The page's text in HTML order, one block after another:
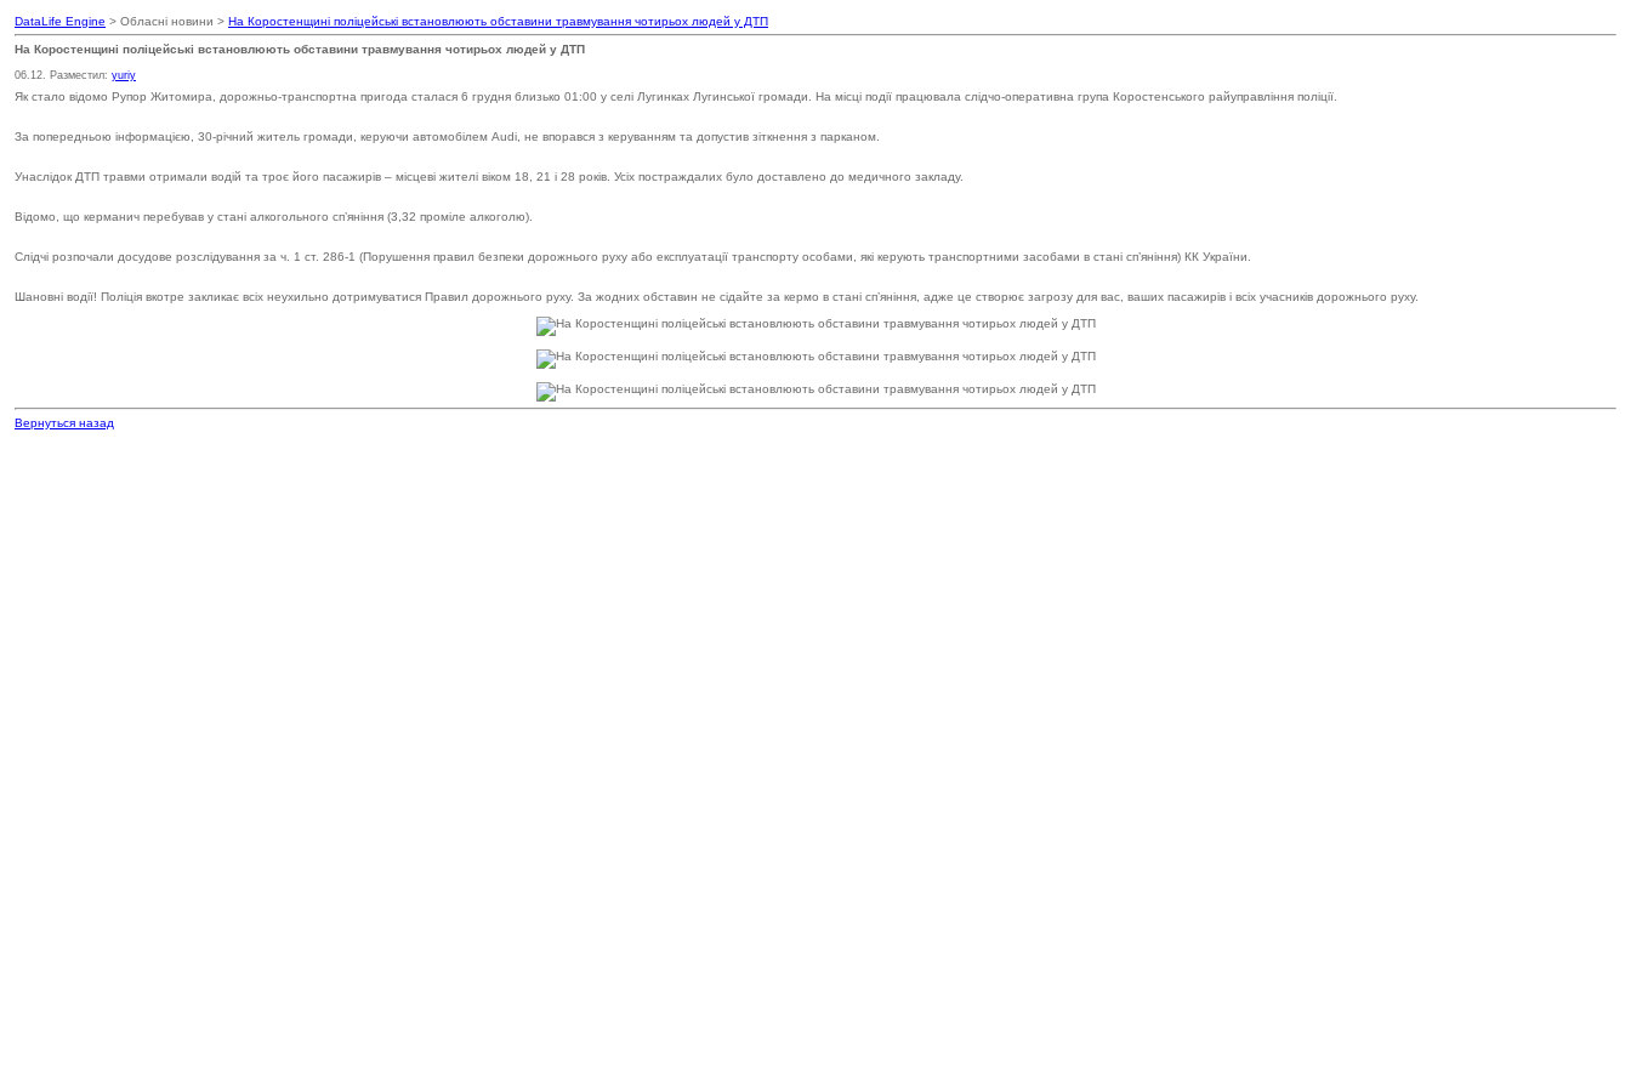
DataLife Engine > Обласні новини > На Коростенщині поліцейські встановлюють обставини травмування чотирьох людей у ДТП
На Коростенщині поліцейські встановлюють обставини травмування чотирьох людей у ДТП
06.12. Разместил: yuriy
Як стало відомо Рупор Житомира, дорожньо-транспортна пригода сталася 6 грудня близько 01:00 у селі Лугинках Лугинської громади. На місці події працювала слідчо-оперативна група Коростенського райуправління поліції.
За попередньою інформацією, 30-річний житель громади, керуючи автомобілем Audi, не впорався з керуванням та допустив зіткнення з парканом.
Унаслідок ДТП травми отримали водій та троє його пасажирів – місцеві жителі віком 18, 21 і 28 років. Усіх постраждалих було доставлено до медичного закладу.
Відомо, що керманич перебував у стані алкогольного сп’яніння (3,32 проміле алкоголю).
Слідчі розпочали досудове розслідування за ч. 1 ст. 286-1 (Порушення правил безпеки дорожнього руху або експлуатації транспорту особами, які керують транспортними засобами в стані сп’яніння) КК України.
Шановні водії! Поліція вкотре закликає всіх неухильно дотримуватися Правил дорожнього руху. За жодних обставин не сідайте за кермо в стані сп’яніння, адже це створює загрозу для вас, ваших пасажирів і всіх учасників дорожнього руху.
Вернуться назад